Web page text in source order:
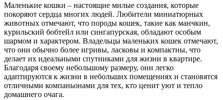
Маленькие кошки – настоящие милые создания, которые
покоряют сердца многих людей. Любители миниатюрных
животных отмечают, что породы кошек, такие как манчкин,
курильский бобтейл или сингапурская, обладают особым
шармом и характером. Владельцы маленьких кошек отмечают,
что они обычно более игривы, ласковы и компактны, что
делает их идеальными спутниками для жизни в квартире.
Благодаря своему небольшому размеру, они легко
адаптируются к жизни в небольших помещениях и становятся
отличными компаньонами для тех, кто ценит уют и тепло
домашнего очага.